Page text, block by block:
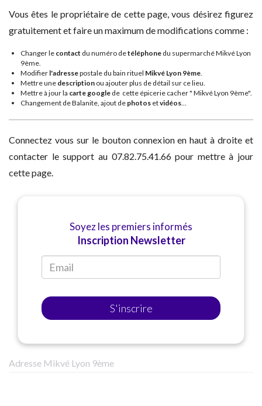
Vous êtes le propriétaire de cette page, vous désirez figurez
gratuitement et faire un maximum de modifications comme :
Changer le contact du numéro detéléphone du supermarché Mikvé Lyon
9ème.
Modifier l'adressepostale du bain rituel Mikvé Lyon 9ème.
Mettre une description ou ajouter plus de détail sur ce lieu.
Mettre à jour la carte google de cette épicerie cacher " Mikvé Lyon 9ème".
Changement de Balanite, ajout de photos etvidéos...
Connectez vous sur le bouton connexion en haut à droite et
contacter le support au 07.82.75.41.66 pour mettre à jour
cette page.
Soyez les premiers informés
Inscription Newsletter
S'inscrire
Adresse Mikvé Lyon 9ème